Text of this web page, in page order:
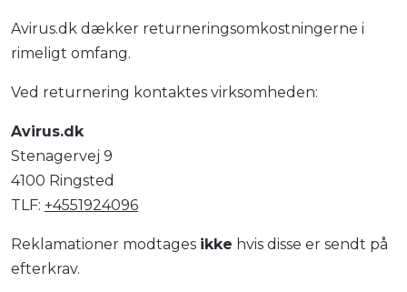
Avirus.dk dækker returneringsomkostningerne i
rimeligt omfang.
Ved returnering kontaktes virksomheden:
Avirus.dk
Stenagervej 9
4100 Ringsted
TLF: +4551924096
Reklamationer modtages ikke hvis disse er sendt på
efterkrav.